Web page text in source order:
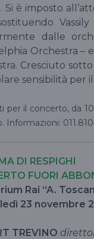
Si è imposto
dalle
Orchestra –
Cresciuto
sensibilità per
per il concerto, da
Informazioni:
DI RESPIGHI
FUORI
Rai “A.
23 novembre
TREVINO